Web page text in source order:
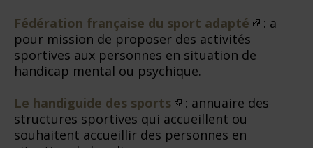
Fédération française du sport adapté
: a
pour mission de proposer des activités
sportives aux personnes en situation de
handicap mental ou psychique.
Le handiguide des sports
: annuaire des
structures sportives qui accueillent ou
souhaitent accueillir des personnes en